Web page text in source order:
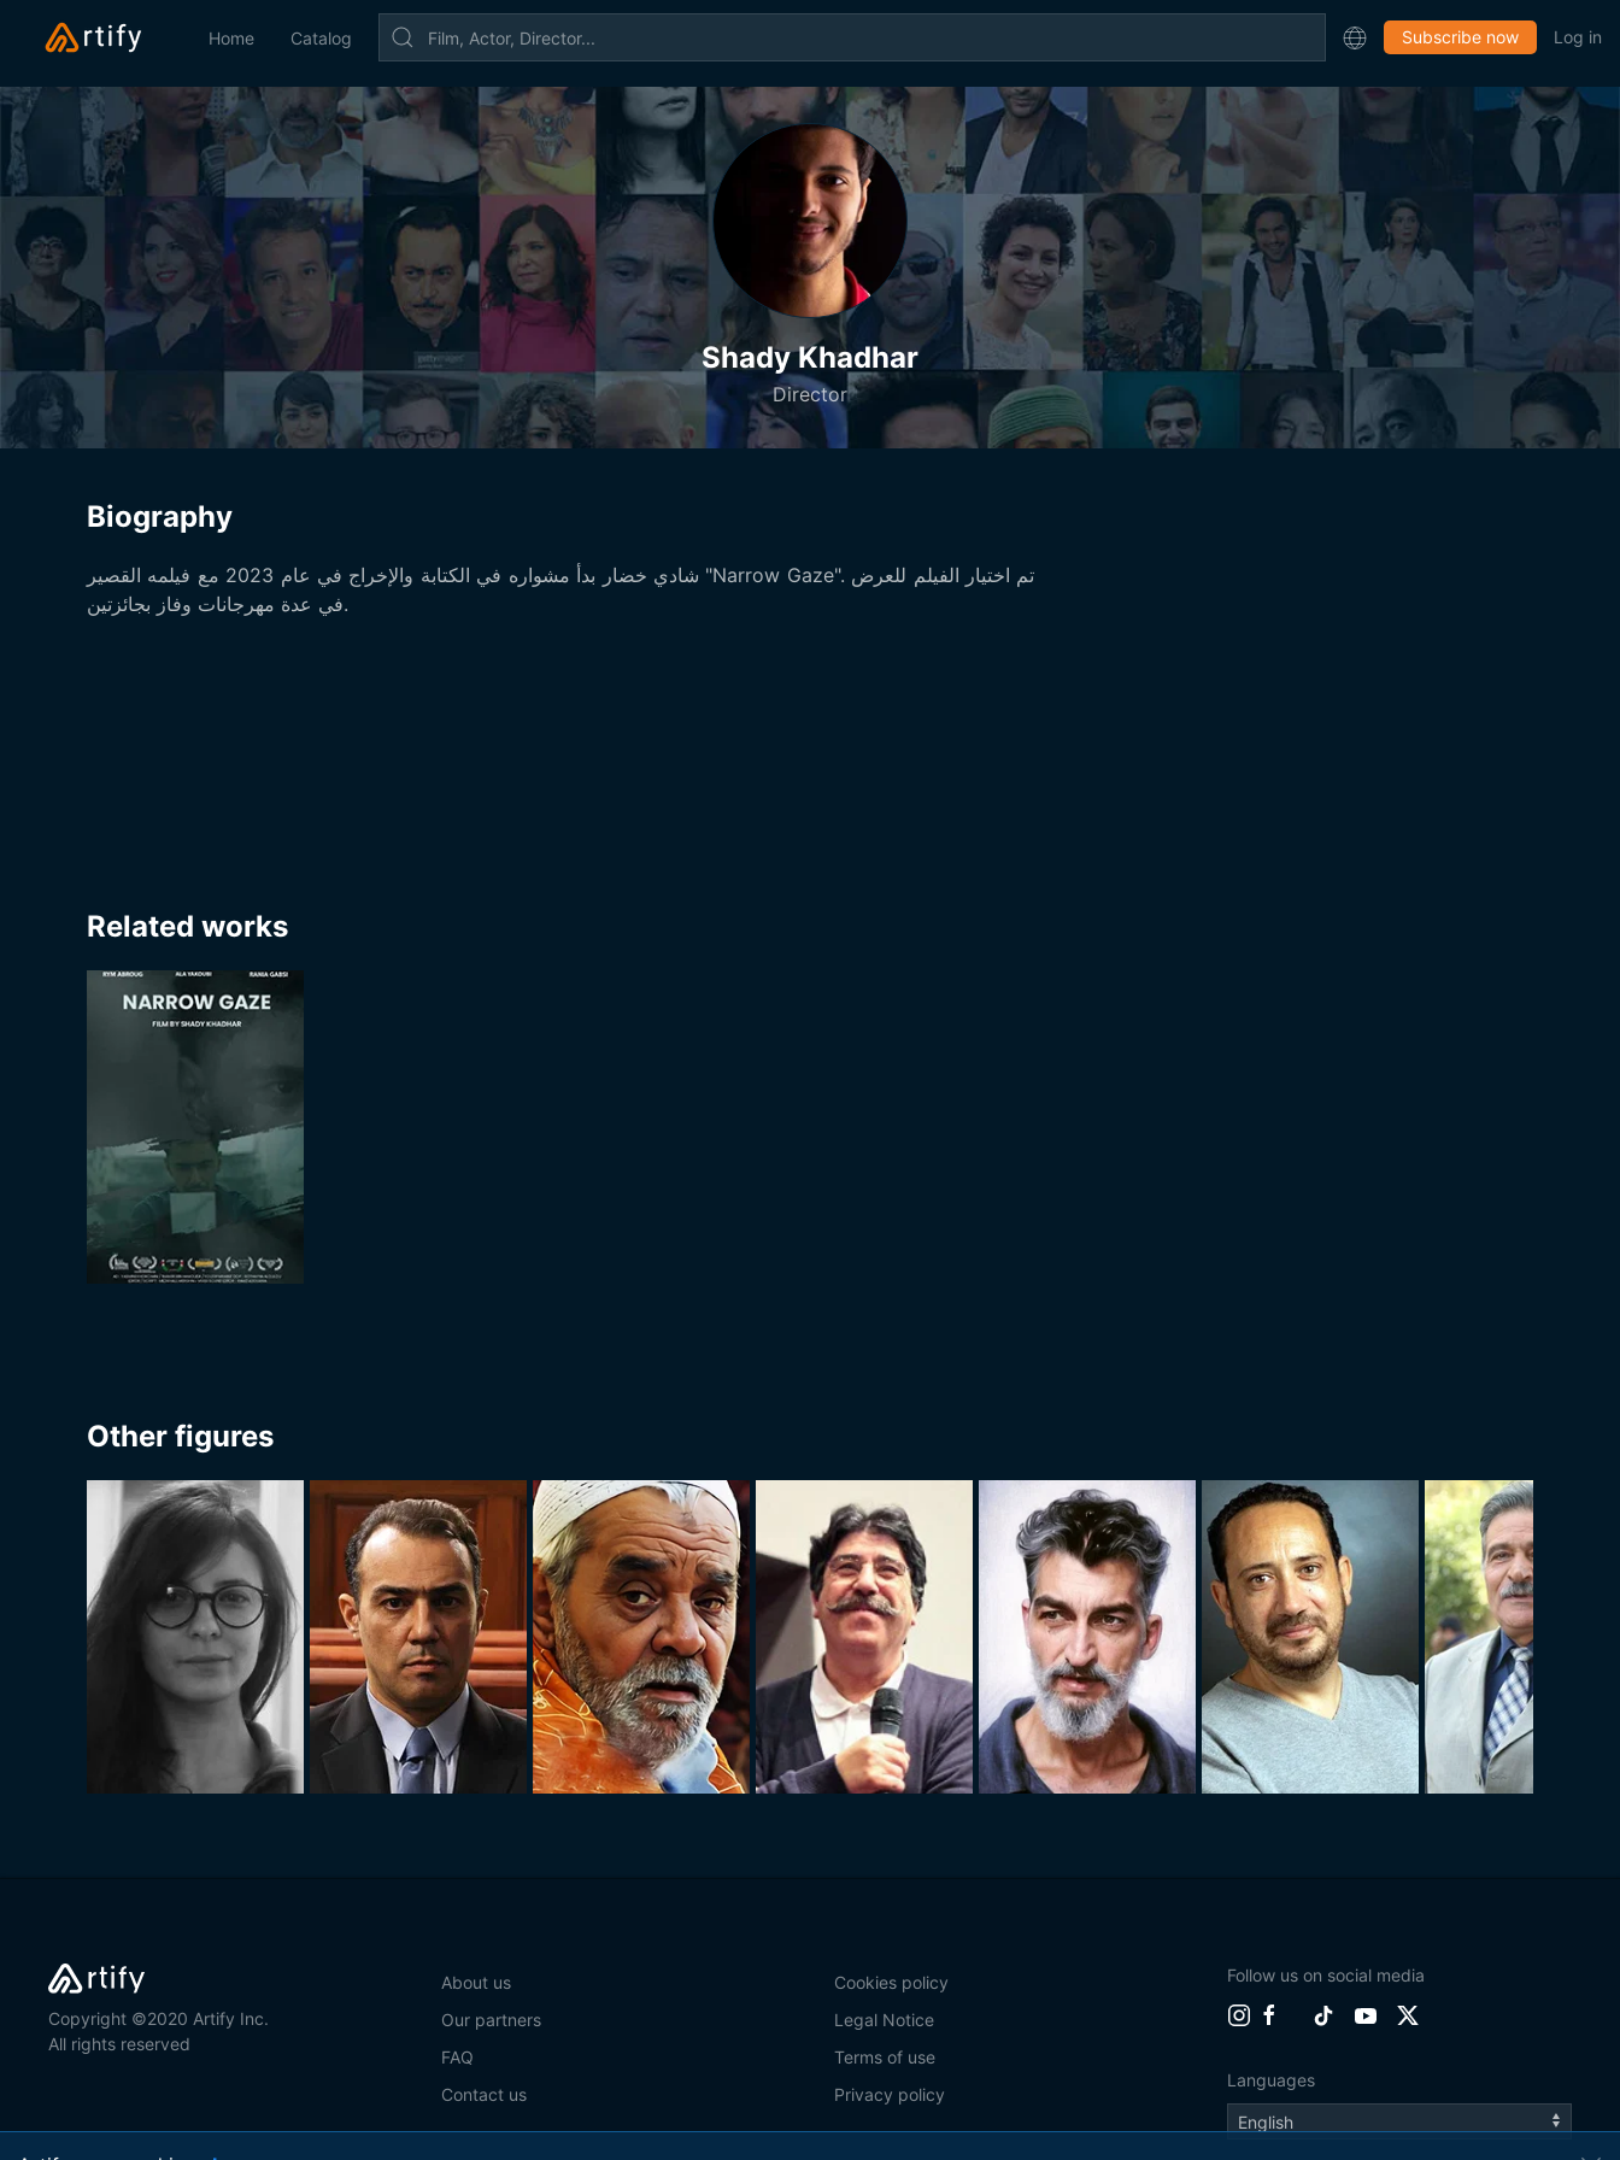
Home Catalog Subscribe now Log in
Shady Khadhar
Director
Biography
شادي خضار بدأ مشواره في الكتابة والإخراج في عام 2023 مع فيلمه القصير "Narrow Gaze". تم اختيار الفيلم للعرض
في عدة مهرجانات وفاز بجائزتين.
Related works
Other figures
Copyright ©2020 Artify Inc.
All rights reserved
About us
Our partners
FAQ
Contact us
Cookies policy
Legal Notice
Terms of use
Privacy policy
Follow us on social media
Languages